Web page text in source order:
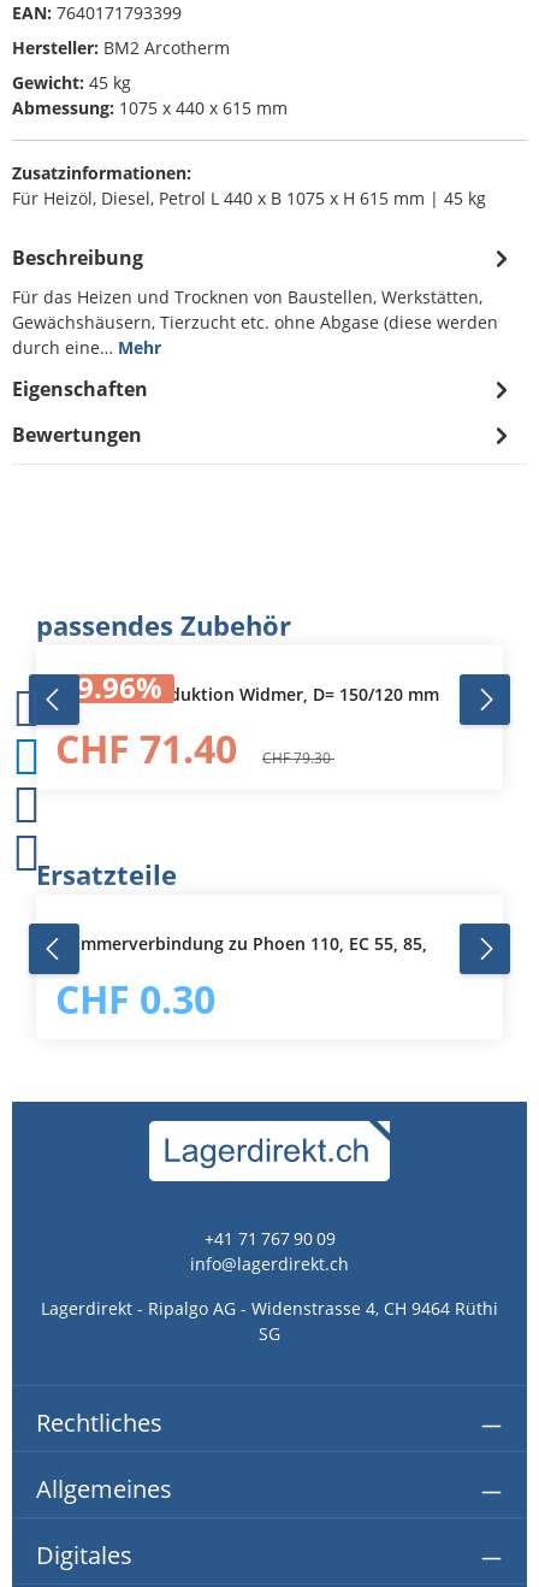
EAN: 7640171793399
Hersteller: BM2 Arcotherm
Gewicht: 45 kg
Abmessung: 1075 x 440 x 615 mm
Zusatzinformationen:
Für Heizöl, Diesel, Petrol L 440 x B 1075 x H 615 mm | 45 kg
Beschreibung
Für das Heizen und Trocknen von Baustellen, Werkstätten,
Gewächshäusern, Tierzucht etc. ohne Abgase (diese werden
durch eine… Mehr
Eigenschaften
Bewertungen
Produktgalerie überspringen
passendes Zubehör
9.96%
Kaminrohr-Reduktion Widmer, D= 150/120 mm
CHF 71.40 CHF 79.30
Produktgalerie überspringen
Ersatzteile
Klammerverbindung zu Phoen 110, EC 55, 85,
CHF 0.30
+41 71 767 90 09
info@lagerdirekt.ch
Lagerdirekt - Ripalgo AG - Widenstrasse 4, CH 9464 Rüthi
SG
Rechtliches
Allgemeines
Digitales